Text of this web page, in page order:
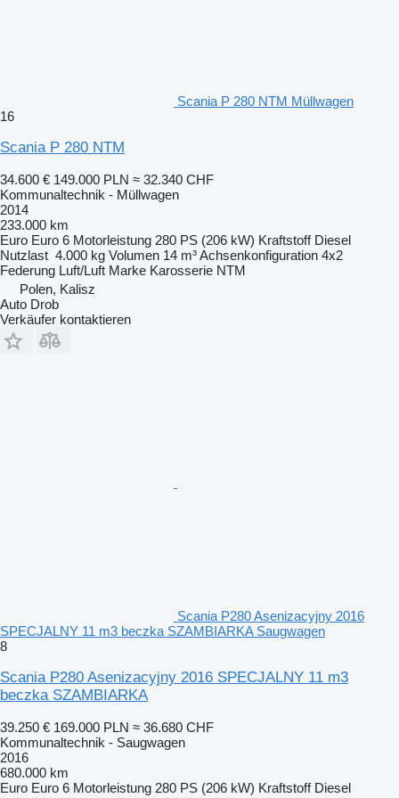
Scania P 280 NTM Müllwagen
16
Scania P 280 NTM
34.600 € 149.000 PLN ≈ 32.340 CHF
Kommunaltechnik - Müllwagen
2014
233.000 km
Euro Euro 6 Motorleistung 280 PS (206 kW) Kraftstoff Diesel
Nutzlast 4.000 kg Volumen 14 m³Achsenkonfiguration 4x2
Federung Luft/Luft Marke Karosserie NTM
Polen, Kalisz
Auto Drob
Verkäufer kontaktieren
Scania P280 Asenizacyjny 2016
SPECJALNY 11 m3 beczka SZAMBIARKA Saugwagen
8
Scania P280 Asenizacyjny 2016 SPECJALNY 11 m3
beczka SZAMBIARKA
39.250 € 169.000 PLN ≈ 36.680 CHF
Kommunaltechnik - Saugwagen
2016
680.000 km
Euro Euro 6 Motorleistung 280 PS (206 kW) Kraftstoff Diesel